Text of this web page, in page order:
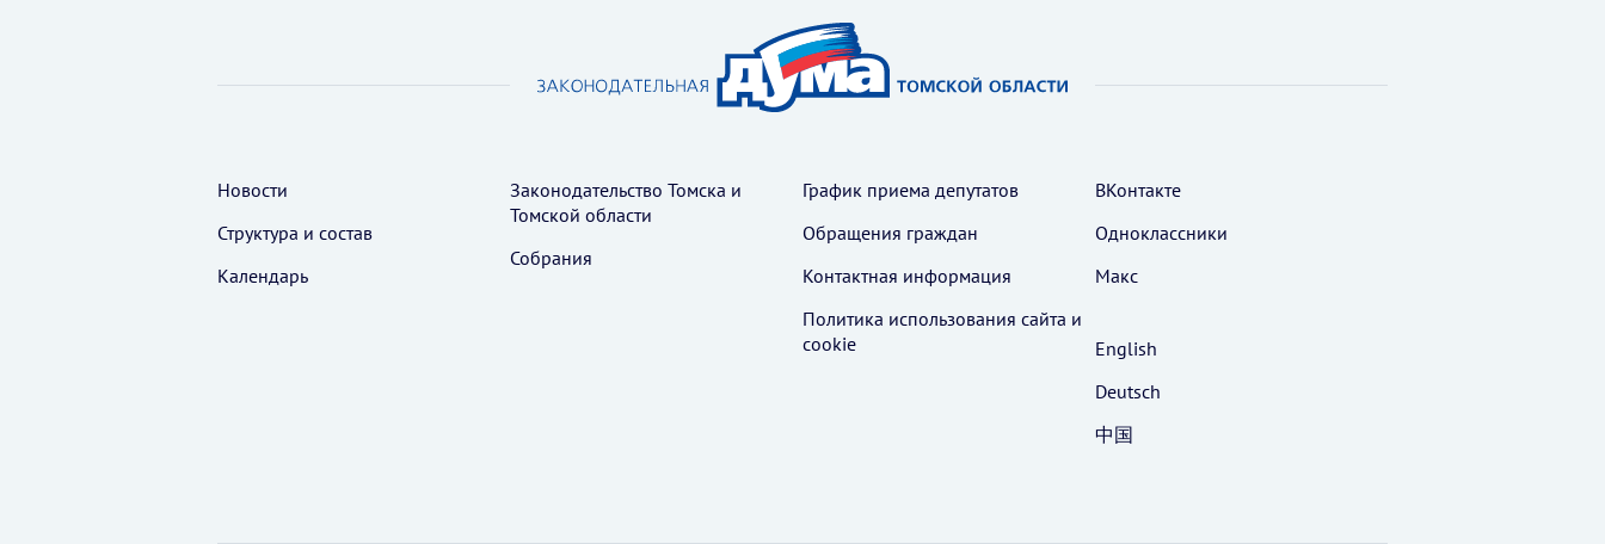
Новости
Структура и состав
Календарь
Законодательство Томска и
Томской области
Собрания
График приема депутатов
Обращения граждан
Контактная информация
Политика использования cайта и
cookie
ВКонтакте
Одноклассники
Макс
English
Deutsch
中国